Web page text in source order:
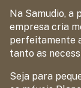
Na Samudio, a
empresa cria
perfeitamente
tanto as
Seja para